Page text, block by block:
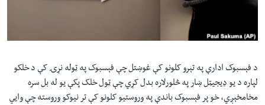
دلته
مخکې
لټون
واوړئ
Learning English
FOLLOW US
د فېسبوک ادارې په تېرو کلونو کې غوښتل چې فېسبوک په ټوله نړۍ کې د خلکو
لپاره د یو ډیجیټل ښار په څلورلاره بدل کړي چې ټول خلک پکې یو له بل سره
مخامخېږي، خو پر فېسبوک باندې په وروستیو کلونو کې تر نیوکو وروسته چې وایي